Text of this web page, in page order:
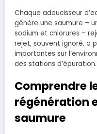
Chaque adoucisseur
génère une saumure –
sodium et chlorures –
rejet, souvent ignoré, a
importantes sur
des stations
Comprendre
régénération
saumure